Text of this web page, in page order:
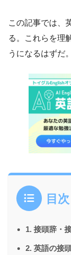
この記事では、
る。これらを理
うになるはずだ。
目次
1. 接頭辞・
2. 英語の接